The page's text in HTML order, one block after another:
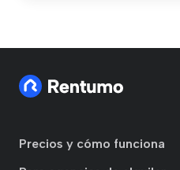
Precios y cómo funciona